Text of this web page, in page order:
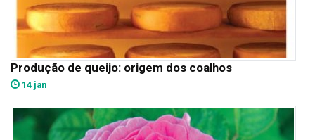
Produção de queijo: origem dos coalhos
14 jan